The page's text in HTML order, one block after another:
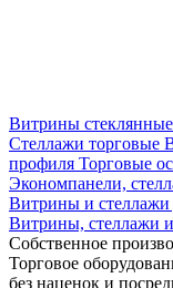
Витрины стеклянные
Стеллажи торговые
профиля Торговые
Экономпанели,
Витрины и стеллажи
Витрины, стеллажи
Собственное
Торговое
без наценок и